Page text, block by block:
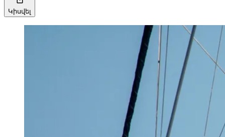
Կիսվել